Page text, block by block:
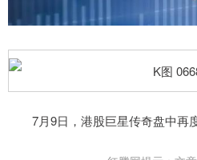
7月9日，港股巨星传奇盘中再度